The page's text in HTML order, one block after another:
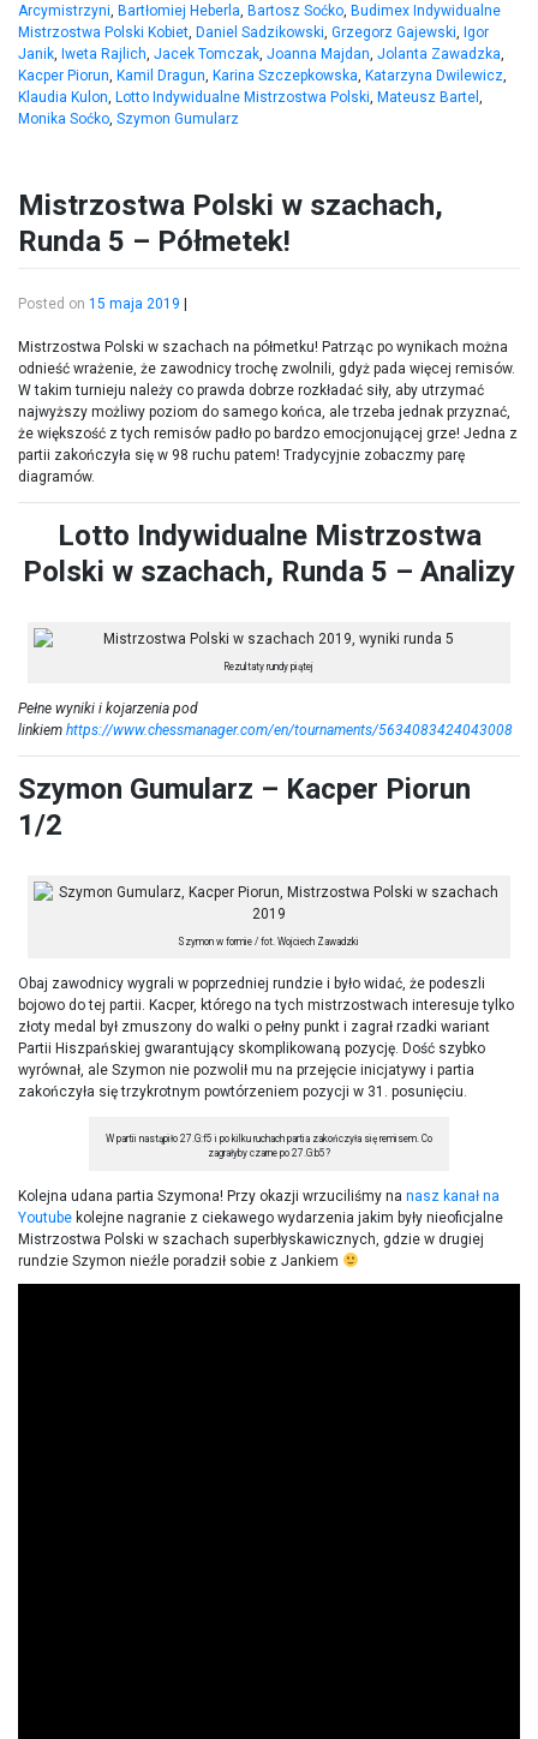
Arcymistrzyni, Bartłomiej Heberla, Bartosz Soćko, Budimex Indywidualne
Mistrzostwa Polski Kobiet, Daniel Sadzikowski, Grzegorz Gajewski, Igor
Janik, Iweta Rajlich, Jacek Tomczak, Joanna Majdan, Jolanta Zawadzka,
Kacper Piorun, Kamil Dragun, Karina Szczepkowska, Katarzyna Dwilewicz,
Klaudia Kulon, Lotto Indywidualne Mistrzostwa Polski, Mateusz Bartel ,
Monika Soćko, Szymon Gumularz
Mistrzostwa Polski w szachach,
Runda 5 – Półmetek!
Posted on 15 maja 2019
Mistrzostwa Polski w szachach na półmetku! Patrząc po wynikach można
odnieść wrażenie, że zawodnicy trochę zwolnili, gdyż pada więcej remisów.
W takim turnieju należy co prawda dobrze rozkładać siły, aby utrzymać
najwyższy możliwy poziom do samego końca, ale trzeba jednak przyznać,
że większość z tych remisów padło po bardzo emocjonującej grze! Jedna z
partii zakończyła się w 98 ruchu patem! Tradycyjnie zobaczmy parę
diagramów.
Lotto Indywidualne Mistrzostwa
Polski w szachach, Runda 5 – Analizy
Rezultaty rundy piątej
Pełne wyniki i kojarzenia pod
linkiem https://www.chessmanager.com/en/tournaments/5634083424043008
Szymon Gumularz – Kacper Piorun
1/2
Szymon w formie / fot. Wojciech Zawadzki
Obaj zawodnicy wygrali w poprzedniej rundzie i było widać, że podeszli
bojowo do tej partii. Kacper, którego na tych mistrzostwach interesuje tylko
złoty medal był zmuszony do walki o pełny punkt i zagrał rzadki wariant
Partii Hiszpańskiej gwarantujący skomplikowaną pozycję. Dość szybko
wyrównał, ale Szymon nie pozwolił mu na przejęcie inicjatywy i partia
zakończyła się trzykrotnym powtórzeniem pozycji w 31. posunięciu.
W partii nastąpiło 27.G:f5 i po kilku ruchach partia zakończyła się remisem. Co
zagrałyby czarne po 27.G:b5?
Kolejna udana partia Szymona! Przy okazji wrzuciliśmy na nasz kanał na
Youtube kolejne nagranie z ciekawego wydarzenia jakim były nieoficjalne
Mistrzostwa Polski w szachach superbłyskawicznych, gdzie w drugiej
rundzie Szymon nieźle poradził sobie z Jankiem